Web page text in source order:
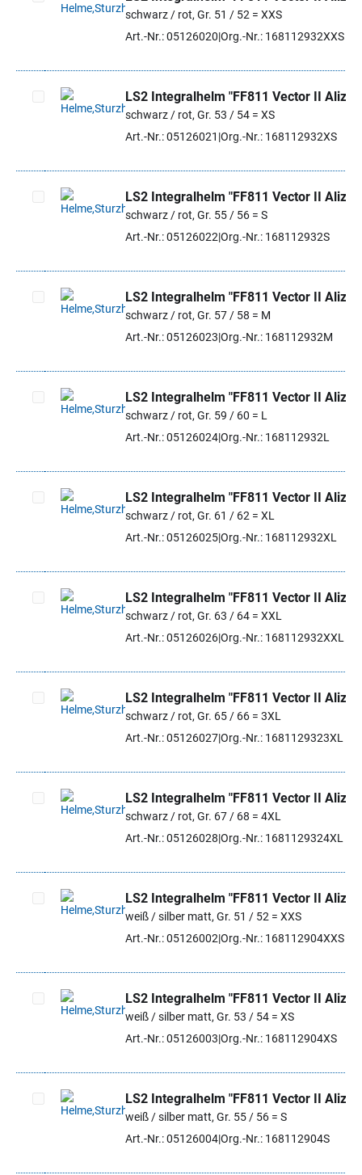
Artikel auswählen
schwarz / rot, Gr. 51 / 52 = XXS
Art.-Nr.: 05126020 Org.-Nr.: 168112932XXS
Artikel auswählen
LS2 Integralhelm "FF811 Vector II Alizer"
schwarz / rot, Gr. 53 / 54 = XS
Art.-Nr.: 05126021 Org.-Nr.: 168112932XS
Artikel auswählen
LS2 Integralhelm "FF811 Vector II Alizer"
schwarz / rot, Gr. 55 / 56 = S
Art.-Nr.: 05126022 Org.-Nr.: 168112932S
Artikel auswählen
LS2 Integralhelm "FF811 Vector II Alizer"
schwarz / rot, Gr. 57 / 58 = M
Art.-Nr.: 05126023 Org.-Nr.: 168112932M
Artikel auswählen
LS2 Integralhelm "FF811 Vector II Alizer"
schwarz / rot, Gr. 59 / 60 = L
Art.-Nr.: 05126024Org.-Nr.: 168112932L
Artikel auswählen
LS2 Integralhelm "FF811 Vector II Alizer"
schwarz / rot, Gr. 61 / 62 = XL
Art.-Nr.: 05126025Org.-Nr.: 168112932XL
Artikel auswählen
LS2 Integralhelm "FF811 Vector II Alizer"
schwarz / rot, Gr. 63 / 64 = XXL
Art.-Nr.: 05126026Org.-Nr.: 168112932XXL
Artikel auswählen
LS2 Integralhelm "FF811 Vector II Alizer"
schwarz / rot, Gr. 65 / 66 = 3XL
Art.-Nr.: 05126027Org.-Nr.: 1681129323XL
Artikel auswählen
LS2 Integralhelm "FF811 Vector II Alizer"
schwarz / rot, Gr. 67 / 68 = 4XL
Art.-Nr.: 05126028 Org.-Nr.: 1681129324XL
Artikel auswählen
LS2 Integralhelm "FF811 Vector II Alizer"
weiß / silber matt, Gr. 51 / 52 = XXS
Art.-Nr.: 05126002 Org.-Nr.: 168112904XXS
Artikel auswählen
LS2 Integralhelm "FF811 Vector II Alizer"
weiß / silber matt, Gr. 53 / 54 = XS
Art.-Nr.: 05126003 Org.-Nr.: 168112904XS
Artikel auswählen
LS2 Integralhelm "FF811 Vector II Alizer"
weiß / silber matt, Gr. 55 / 56 = S
Art.-Nr.: 05126004Org.-Nr.: 168112904S